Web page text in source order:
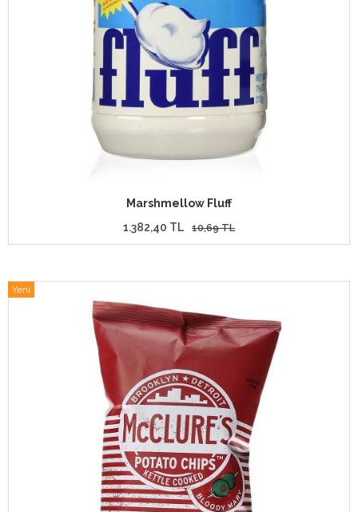
Marshmellow Fluff
1.382,40 TL
10,69 TL
Yeni